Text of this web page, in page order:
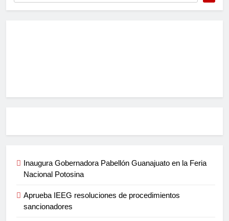
Inaugura Gobernadora Pabellón Guanajuato en la Feria
Nacional Potosina
Aprueba IEEG resoluciones de procedimientos
sancionadores